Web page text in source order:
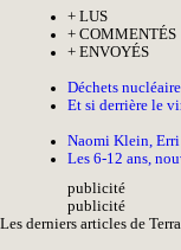
+ LUS
+ COMMENTÉS
+ ENVOYÉS
Déchets
Et si derrière le
Naomi Klein,
Les 6-12 ans,
publicité
publicité
Les derniers articles de